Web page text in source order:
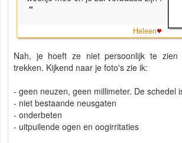
"
Heleen
Nah, je hoeft ze niet persoonlijk te zien
trekken. Kijkend naar je foto's zie ik:
- geen neuzen, geen millimeter. De schedel
- niet bestaande neusgaten
- onderbeten
- uitpuilende ogen en oogirritaties